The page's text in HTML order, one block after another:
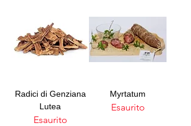
Radici di Genziana
Lutea
Esaurito
Myrtatum
Esaurito